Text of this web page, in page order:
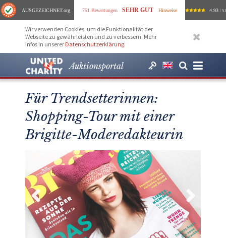
AUSGEZEICHNET.org 751 Bewertungen SEHR GUT Hinweise 4.93 /
Wir verwenden Cookies, um die Funktionalität der
Webseite zu gewährleisten und zu verbessern. Mehr
Infos in unserer Datenschutzerklärung.
Auktionsportal
Für Trendsetterinnen:
Shopping-Tour mit einer
Brigitte-Moderedakteurin